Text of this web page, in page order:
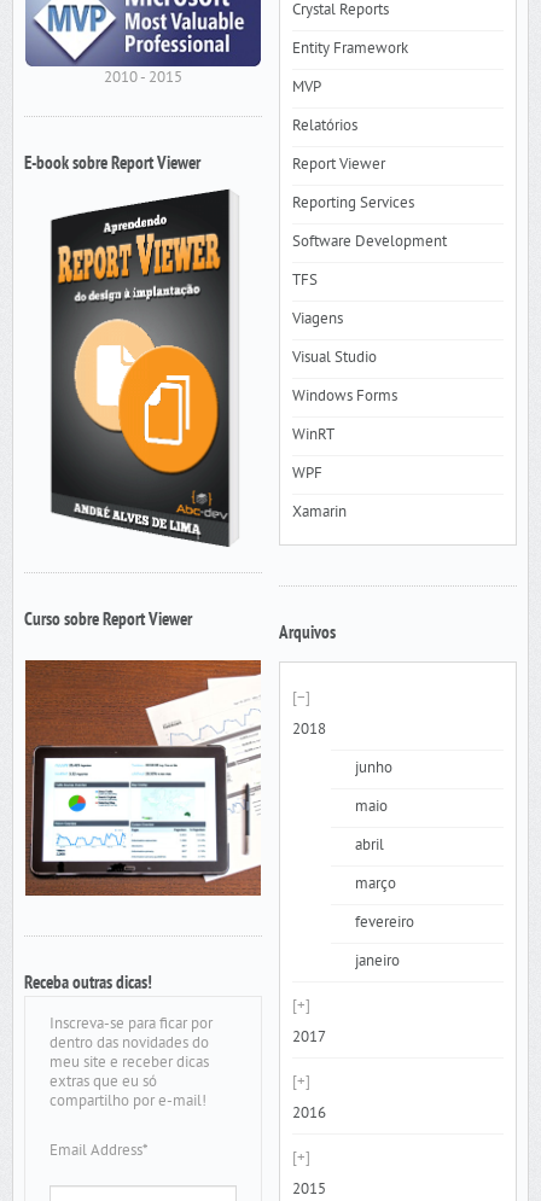
2010 - 2015
E-book sobre Report Viewer
Curso sobre Report Viewer
Receba outras dicas!
Inscreva-se para ficar por
dentro das novidades do
meu site e receber dicas
extras que eu só
compartilho por e-mail!
Email Address*
Crystal Reports
Entity Framework
MVP
Relatórios
Report Viewer
Reporting Services
Software Development
TFS
Viagens
Visual Studio
Windows Forms
WinRT
WPF
Xamarin
Arquivos
2018
junho
maio
abril
março
fevereiro
janeiro
2017
2016
2015